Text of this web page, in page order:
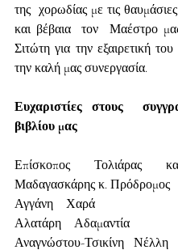
της  χορωδίας με τις
και βέβαια  τον  Μαέστρο
Σιτώτη για την εξαιρετική
την καλή μας συνεργασία.
Ευχαριστίες στους
βιβλίου μας
Επίσκοπος Τολιάρας
Μαδαγασκάρης κ. Πρόδρομος
Αγγάνη    Χαρά
Αλατάρη    Αδαμαντία
Αναγνώστου-Τσικίνη   Νέλλη